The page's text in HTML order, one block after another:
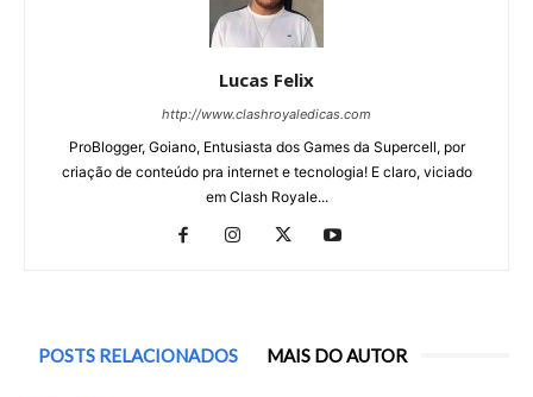
Lucas Felix
http://www.clashroyaledicas.com
ProBlogger, Goiano, Entusiasta dos Games da Supercell, por
criação de conteúdo pra internet e tecnologia! E claro, viciado
em Clash Royale...
POSTS RELACIONADOS MAIS DO AUTOR